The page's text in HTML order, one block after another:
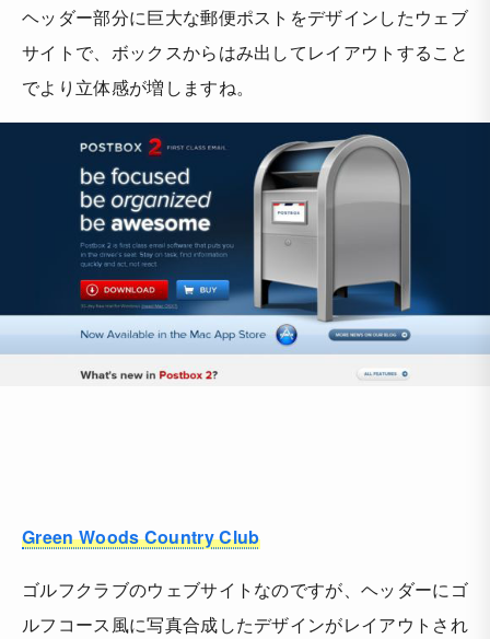
ヘッダー部分に巨大な郵便ポストをデザインしたウェブ
サイトで、ボックスからはみ出してレイアウトすること
でより立体感が増しますね。
Green Woods Country Club
ゴルフクラブのウェブサイトなのですが、ヘッダーにゴ
ルフコース風に写真合成したデザインがレイアウトされ